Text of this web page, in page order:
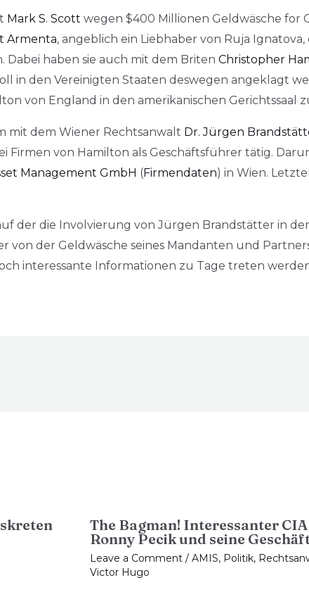
Mark S. Scott wegen $400 Millionen Geldwäsche for
Armenta, angeblich ein Liebhaber von Ruja
Dabei haben sie auch mit dem Briten Christopher
in den Vereinigten Staaten deswegen angeklagt
von England in den amerikanischen Gerichtssaal
mit dem Wiener Rechtsanwalt Dr. Jürgen
Firmen von Hamilton als Geschäftsführer tätig.
Management GmbH (Firmendaten) in Wien.
der die Involvierung von Jürgen Brandstätter in
von der Geldwäsche seines Mandanten und
interessante Informationen zu Tage treten
The Bagman! Interessanter
Ronny Pecik und seine
Leave a Comment / AMIS, Politik,
Victor Hugo